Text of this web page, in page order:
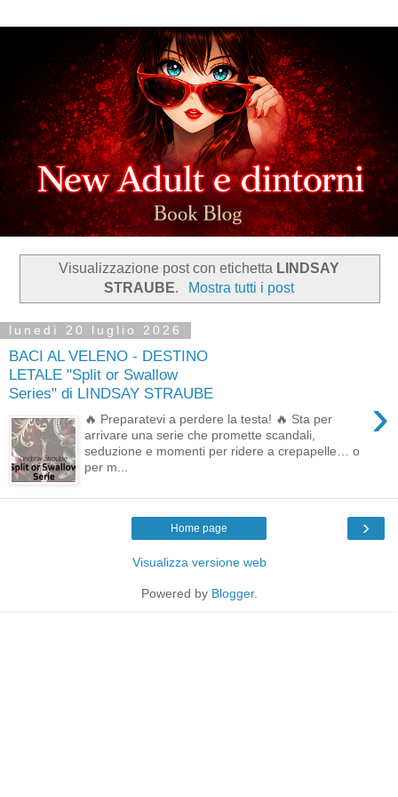
Visualizzazione post con etichetta LINDSAY
STRAUBE. Mostra tutti i post
lunedì 20 luglio 2026
BACI AL VELENO - DESTINO
LETALE "Split or Swallow
Series" di LINDSAY STRAUBE
›
🔥 Preparatevi a perdere la testa! 🔥 Sta per
arrivare una serie che promette scandali,
seduzione e momenti per ridere a crepapelle… o
per m...
›
Home page
Visualizza versione web
Powered by Blogger.